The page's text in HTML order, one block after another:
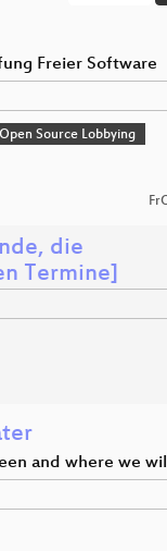
Freier Software
Source Lobbying
die
Termine]
and where we